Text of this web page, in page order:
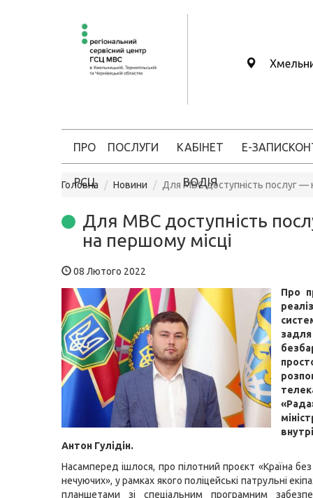
ПРО
РСЦ
ПОСЛУГИ КАБІНЕТ
ВОДІЯ
Е-ЗАПИС
Головна Новини Для МВС доступність послуг —
Для МВС доступність
на першому місці
08 Лютого 2022
Про
Антон Гулідін.
Насамперед ішлося, про пілотний проєкт «Країна без
нечуючих», у рамках якого поліцейські патрульні
планшетами зі спеціальним програмним